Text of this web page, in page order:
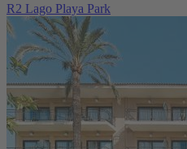
R2 Lago Playa Park